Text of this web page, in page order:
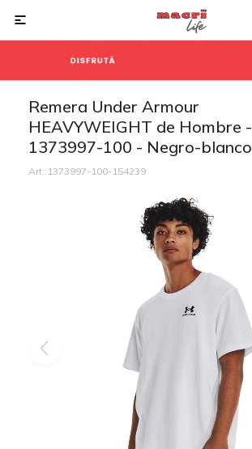

Remera Under Armour
HEAVYWEIGHT de Hombre -
1373997-100 - Negro-blanco
1373997-100-154239